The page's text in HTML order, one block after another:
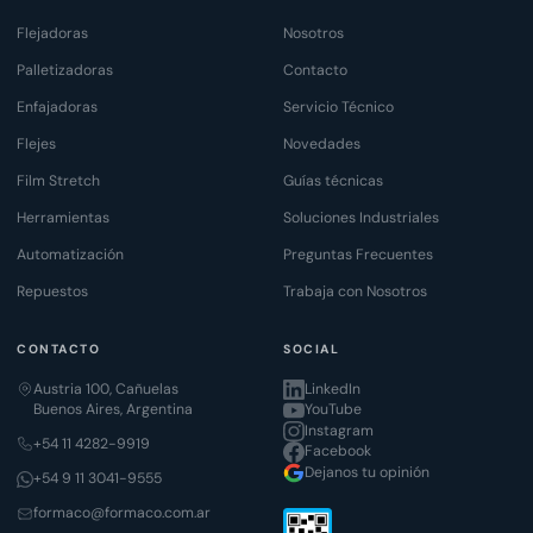
Flejadoras
Palletizadoras
Enfajadoras
Flejes
Film Stretch
Herramientas
Automatización
Repuestos
Nosotros
Contacto
Servicio Técnico
Novedades
Guías técnicas
Soluciones Industriales
Preguntas Frecuentes
Trabaja con Nosotros
CONTACTO
Austria 100, Cañuelas
Buenos Aires, Argentina
+54 11 4282-9919
+54 9 11 3041-9555
formaco@formaco.com.ar
SOCIAL
LinkedIn
YouTube
Instagram
Facebook
Dejanos tu opinión